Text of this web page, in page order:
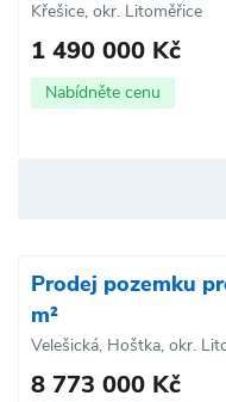
Křešice, okr. Litoměřice
1 490 000 Kč
Nabídněte cenu
Prodej pozemku
m²
Velešická, Hoštka, okr.
8 773 000 Kč